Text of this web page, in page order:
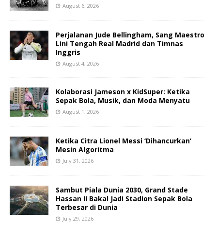
August 6, 2026
Perjalanan Jude Bellingham, Sang Maestro
Lini Tengah Real Madrid dan Timnas
Inggris
August 4, 2026
Kolaborasi Jameson x KidSuper: Ketika
Sepak Bola, Musik, dan Moda Menyatu
August 1, 2026
Ketika Citra Lionel Messi ‘Dihancurkan’
Mesin Algoritma
July 31, 2026
Sambut Piala Dunia 2030, Grand Stade
Hassan II Bakal Jadi Stadion Sepak Bola
Terbesar di Dunia
July 29, 2026